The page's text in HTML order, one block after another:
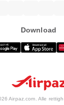
Download
Airpaz.com. Alle